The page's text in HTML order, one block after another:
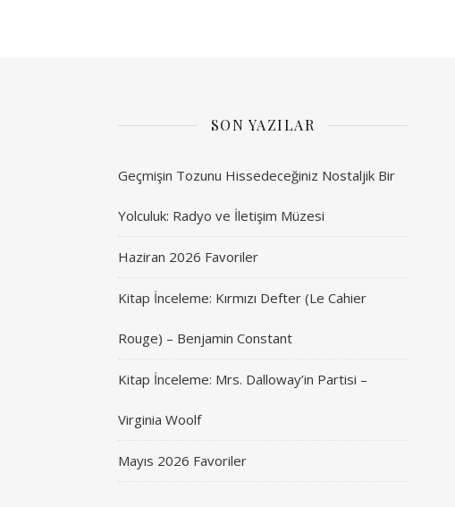
SON YAZILAR
Geçmişin Tozunu Hissedeceğiniz Nostaljik Bir
Yolculuk: Radyo ve İletişim Müzesi
Haziran 2026 Favoriler
Kitap İnceleme: Kırmızı Defter (Le Cahier
Rouge) – Benjamin Constant
Kitap İnceleme: Mrs. Dalloway’in Partisi –
Virginia Woolf
Mayıs 2026 Favoriler